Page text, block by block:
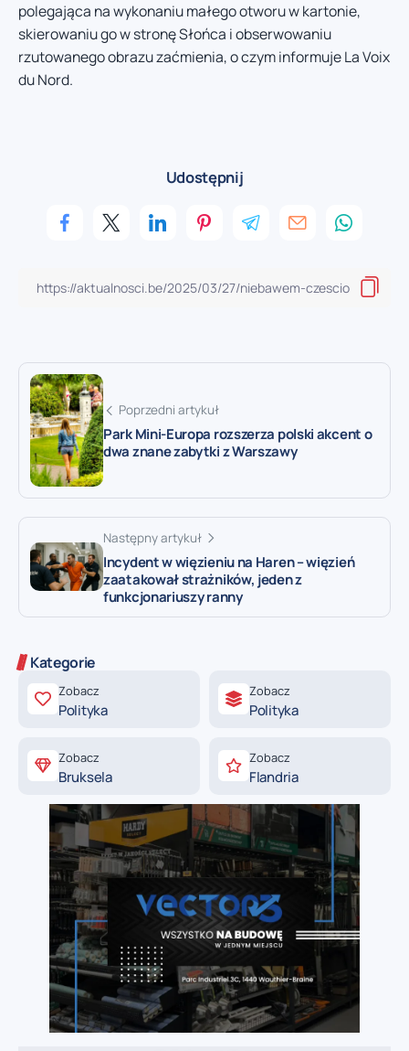
polegająca na wykonaniu małego otworu w kartonie,
skierowaniu go w stronę Słońca i obserwowaniu
rzutowanego obrazu zaćmienia, o czym informuje La Voix
du Nord.
Udostępnij
Poprzedni artykuł
Park Mini-Europa rozszerza polski akcent o
dwa znane zabytki z Warszawy
Następny artykuł
Incydent w więzieniu na Haren – więzień
zaatakował strażników, jeden z
funkcjonariuszy ranny
Kategorie
Zobacz
Polityka
Zobacz
Polityka
Zobacz
Bruksela
Zobacz
Flandria